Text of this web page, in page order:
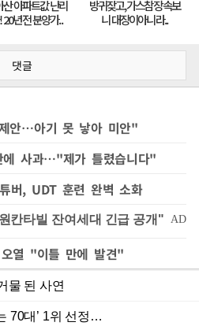
댓글
안…아기 못 낳아 미안"
에 사과…"제가 틀렸습니다"
버, UDT 훈련 완벽 소화
열 "이틀 만에 발견"